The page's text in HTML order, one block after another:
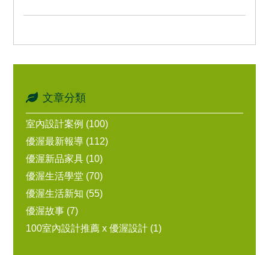
文章分類
室內設計案例 (100)
優渥最新報導 (112)
優渥新品家具 (10)
優渥生活學堂 (70)
優渥生活新知 (55)
優渥故事 (7)
100室內設計推薦 x 優渥設計 (1)